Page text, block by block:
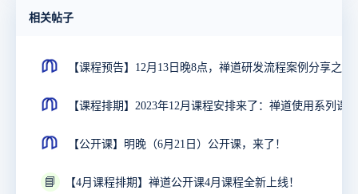
相关帖子
【课程排期】2023年12月课程安排来了：禅道使用系列课
【公开课】明晚（6月21日）公开课，来了！
📘 【4月课程排期】禅道公开课4月课程全新上线！